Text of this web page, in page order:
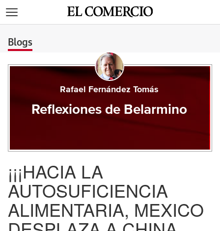
Blogs
Rafael Fernández Tomás
Reflexiones de Belarmino
¡¡¡HACIA LA
AUTOSUFICIENCIA
ALIMENTARIA, MEXICO